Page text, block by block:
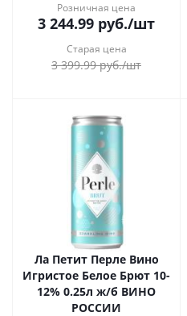
Розничная цена
3 244.99 руб./шт
Старая цена
3 399.99руб./шт
Ла Петит Перле Вино
Игристое Белое Брют 10-
12% 0.25л ж/б ВИНО
РОССИИ